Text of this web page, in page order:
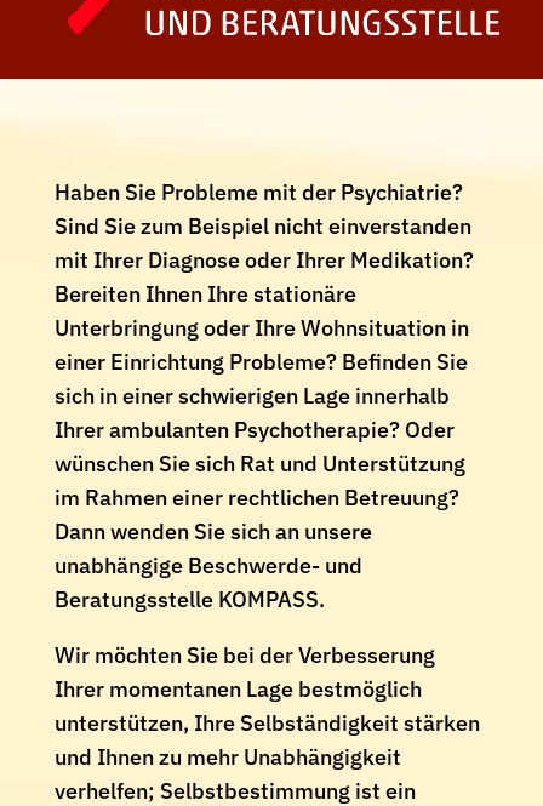
Haben Sie Probleme mit der Psychiatrie?
Sind Sie zum Beispiel nicht einverstanden
mit Ihrer Diagnose oder Ihrer Medikation?
Bereiten Ihnen Ihre stationäre
Unterbringung oder Ihre Wohnsituation in
einer Einrichtung Probleme? Befinden Sie
sich in einer schwierigen Lage innerhalb
Ihrer ambulanten Psychotherapie? Oder
wünschen Sie sich Rat und Unterstützung
im Rahmen einer rechtlichen Betreuung?
Dann wenden Sie sich an unsere
unabhängige Beschwerde- und
Beratungsstelle KOMPASS.
Wir möchten Sie bei der Verbesserung
Ihrer momentanen Lage bestmöglich
unterstützen, Ihre Selbständigkeit stärken
und Ihnen zu mehr Unabhängigkeit
verhelfen; Selbstbestimmung ist ein